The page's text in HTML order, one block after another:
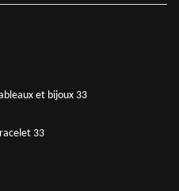
et bijoux 33
33